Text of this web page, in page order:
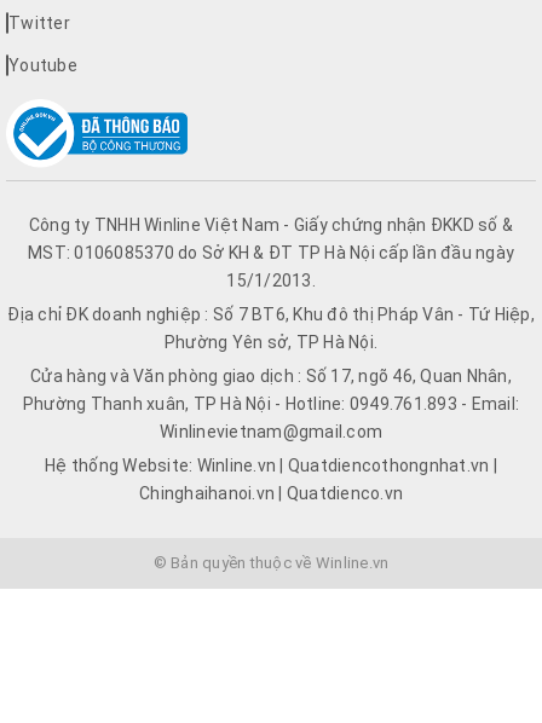
Twitter
Youtube
Công ty TNHH Winline Việt Nam - Giấy chứng nhận ĐKKD số &
MST: 0106085370 do Sở KH & ĐT TP Hà Nội cấp lần đầu ngày
15/1/2013.
Địa chỉ ĐK doanh nghiệp : Số 7 BT6, Khu đô thị Pháp Vân - Tứ Hiệp,
Phường Yên sở, TP Hà Nội.
Cửa hàng và Văn phòng giao dịch : Số 17, ngõ 46, Quan Nhân,
Phường Thanh xuân, TP Hà Nội - Hotline: 0949.761.893 - Email:
Winlinevietnam@gmail.com
Hệ thống Website: Winline.vn | Quatdiencothongnhat.vn |
Chinghaihanoi.vn | Quatdienco.vn
© Bản quyền thuộc về Winline.vn